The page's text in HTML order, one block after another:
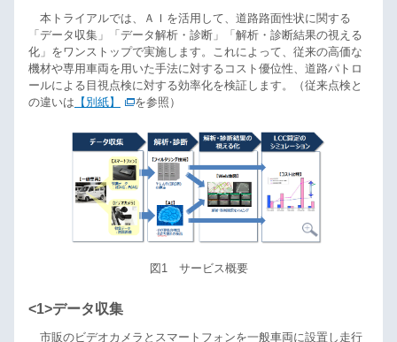
本トライアルでは、ＡＩを活用して、道路路面性状に関する
「データ収集」「データ解析・診断」「解析・診断結果の視える
化」をワンストップで実施します。これによって、従来の高価な
機材や専用車両を用いた手法に対するコスト優位性、道路パトロ
ールによる目視点検に対する効率化を検証します。（従来点検と
の違いは 【別紙】 を参照）
図1 サービス概要
<1>データ収集
市販のビデオカメラとスマートフォンを一般車両に設置し走行